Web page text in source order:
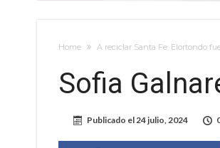
Elortondo: avanza el
Home A reciclar Santa Fe: Elortondo
Sofia
Publicado el24 julio, 2024